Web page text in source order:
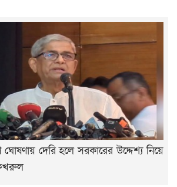
ঘোষণায় দেরি হলে সরকারের উদ্দেশ্য নিয়ে
ফখরুল